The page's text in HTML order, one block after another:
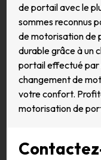
de portail avec le
sommes reconnus
de motorisation de
durable grâce à un
portail effectué par
changement de
votre confort.
motorisation de